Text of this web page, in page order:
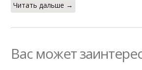
Читать дальше →
Вас может